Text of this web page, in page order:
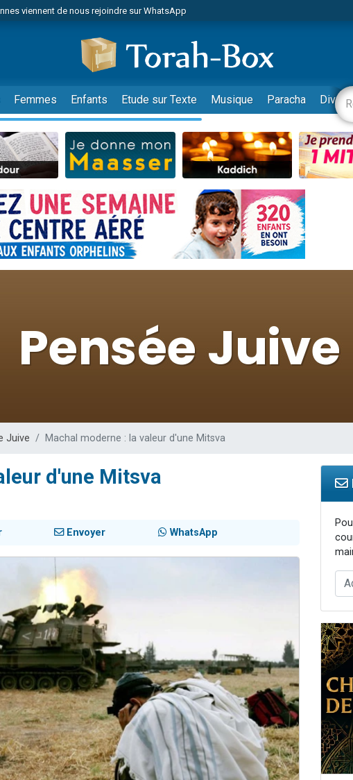
viennent de nous rejoindre sur WhatsApp
viennent de faire un don pour 1 Journée de Vacances Pour les Enfants
viennent de demander une bénédiction
viennent de nous rejoindre sur WhatsApp
49 places pour étudier en groupe sur Zoom
viennent de faire un don pour Diane, 80 ans, dans un appartement insalubre
de donner son Maasser
viennent de nous rejoindre sur WhatsApp
viennent de nous rejoindre sur WhatsApp
viennent de faire un don pour 5 jours de vacances aux Orphelins
vient de donner son Maasser
viennent de demander une bénédiction
49 places pour étudier en groupe sur Zoom
musiques dans Torah-Box Music
viennent de nous rejoindre sur WhatsApp
Femmes Enfants Etude sur Texte Musique Paracha
Juive Machal moderne : la valeur d'une Mitsva
d'une Mitsva
Envoyer WhatsApp